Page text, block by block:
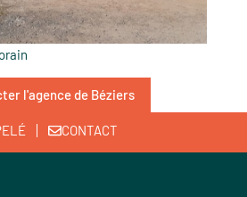
l'agence de Béziers
CONTACT